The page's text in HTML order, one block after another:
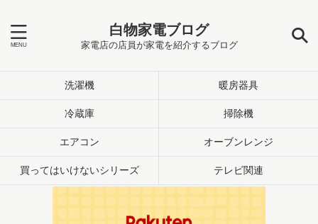
白物家電ブログ
家電店の店員が家電を紹介するブログ
洗濯機 暖房器具
冷蔵庫 掃除機
エアコン オーブンレンジ
買ってはいけないシリーズ テレビ関連